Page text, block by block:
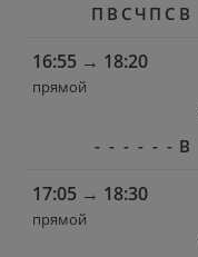
П В С Ч П С В
16:55 → 18:20
прямой
- - - - - - В
17:05 → 18:30
прямой